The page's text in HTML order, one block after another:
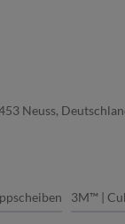
Neuss,
3M™ |